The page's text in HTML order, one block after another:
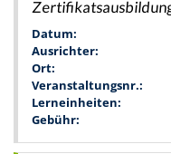
Datum:
Ausrichter:
Ort:
Veranstaltungsnr.:
Lerneinheiten:
Gebühr: